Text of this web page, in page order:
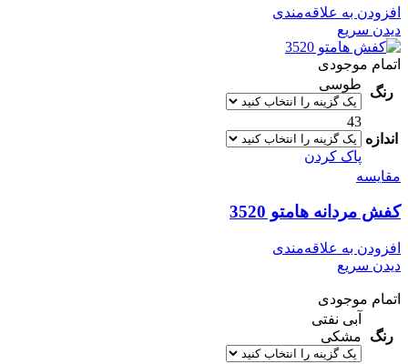
افزودن به علاقه‌مندی
دیدن سریع
اتمام موجودی
رنگ
طوسی
اندازه
43
پاک کردن
مقایسه
کفش مردانه هامتو 3520
افزودن به علاقه‌مندی
دیدن سریع
اتمام موجودی
رنگ
آبی نفتی
مشکی